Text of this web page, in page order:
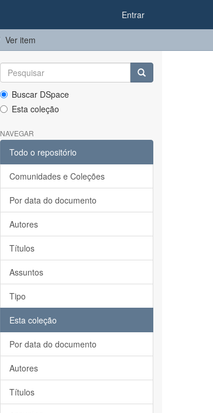
Entrar
Ver item
Buscar DSpace
Esta coleção
NAVEGAR
Todo o repositório
Comunidades e Coleções
Por data do documento
Autores
Títulos
Assuntos
Tipo
Esta coleção
Por data do documento
Autores
Títulos